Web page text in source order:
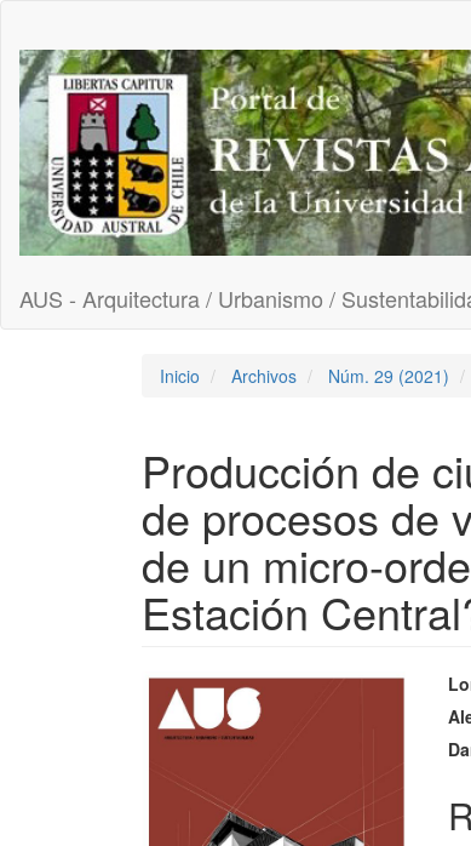
Contenido
principal
Barra
lateral
AUS - Arquitectura / Urbanismo /
Inicio Archivos Núm. 29 (2021)
Producción de
de procesos de
de un micro-
Estación
Barra
lateral
artículo